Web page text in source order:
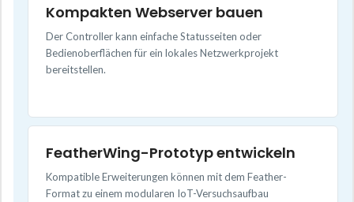
Kompakten Webserver bauen
Der Controller kann einfache Statusseiten oder
Bedienoberflächen für ein lokales Netzwerkprojekt
bereitstellen.
FeatherWing-Prototyp entwickeln
Kompatible Erweiterungen können mit dem Feather-
Format zu einem modularen IoT-Versuchsaufbau